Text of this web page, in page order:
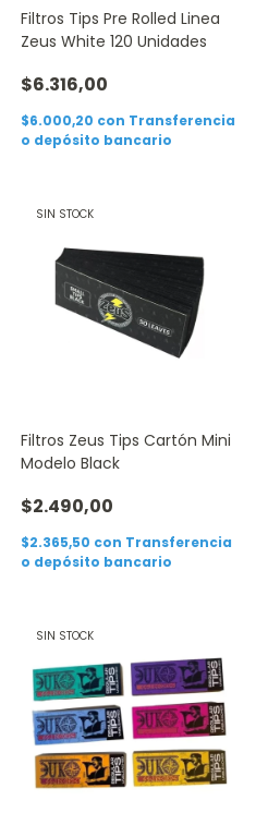
Filtros Tips Pre Rolled Linea
Zeus White 120 Unidades
$6.316,00
$6.000,20 con Transferencia
o depósito bancario
SIN STOCK
Filtros Zeus Tips Cartón Mini
Modelo Black
$2.490,00
$2.365,50 con Transferencia
o depósito bancario
SIN STOCK